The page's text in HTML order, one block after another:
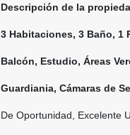
Descripción de la
3 Habitaciones, 3 Baño, 1
Balcón, Estudio, Áreas
Guardiania, Cámaras de
De Oportunidad, Excelente